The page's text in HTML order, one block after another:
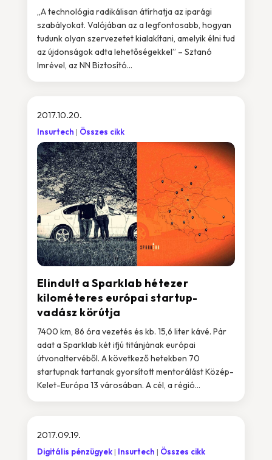
„A technológia radikálisan átírhatja az iparági
szabályokat. Valójában az a legfontosabb, hogyan
tudunk olyan szervezetet kialakítani, amelyik élni tud
az újdonságok adta lehetőségekkel” – Sztanó
Imrével, az NN Biztosító...
Elindult a Sparklab hétezer
kilométeres európai startup-
vadász körútja
2017.10.20.
Insurtech Összes cikk
7400 km, 86 óra vezetés és kb. 15,6 liter kávé. Pár
adat a Sparklab két ifjú titánjának európai
útvonaltervéből. A következő hetekben 70
startupnak tartanak gyorsított mentorálást Közép-
Kelet-Európa 13 városában. A cél, a régió...
2017.09.19.
Digitális pénzügyek Insurtech Összes cikk